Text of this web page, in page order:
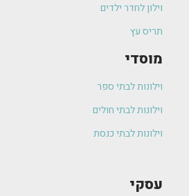
וילון לחדר ילדים
תריס עץ
מוסדי
וילונות לבתי ספר
וילונות לבתי חולים
וילונות לבתי כנסת
עסקי